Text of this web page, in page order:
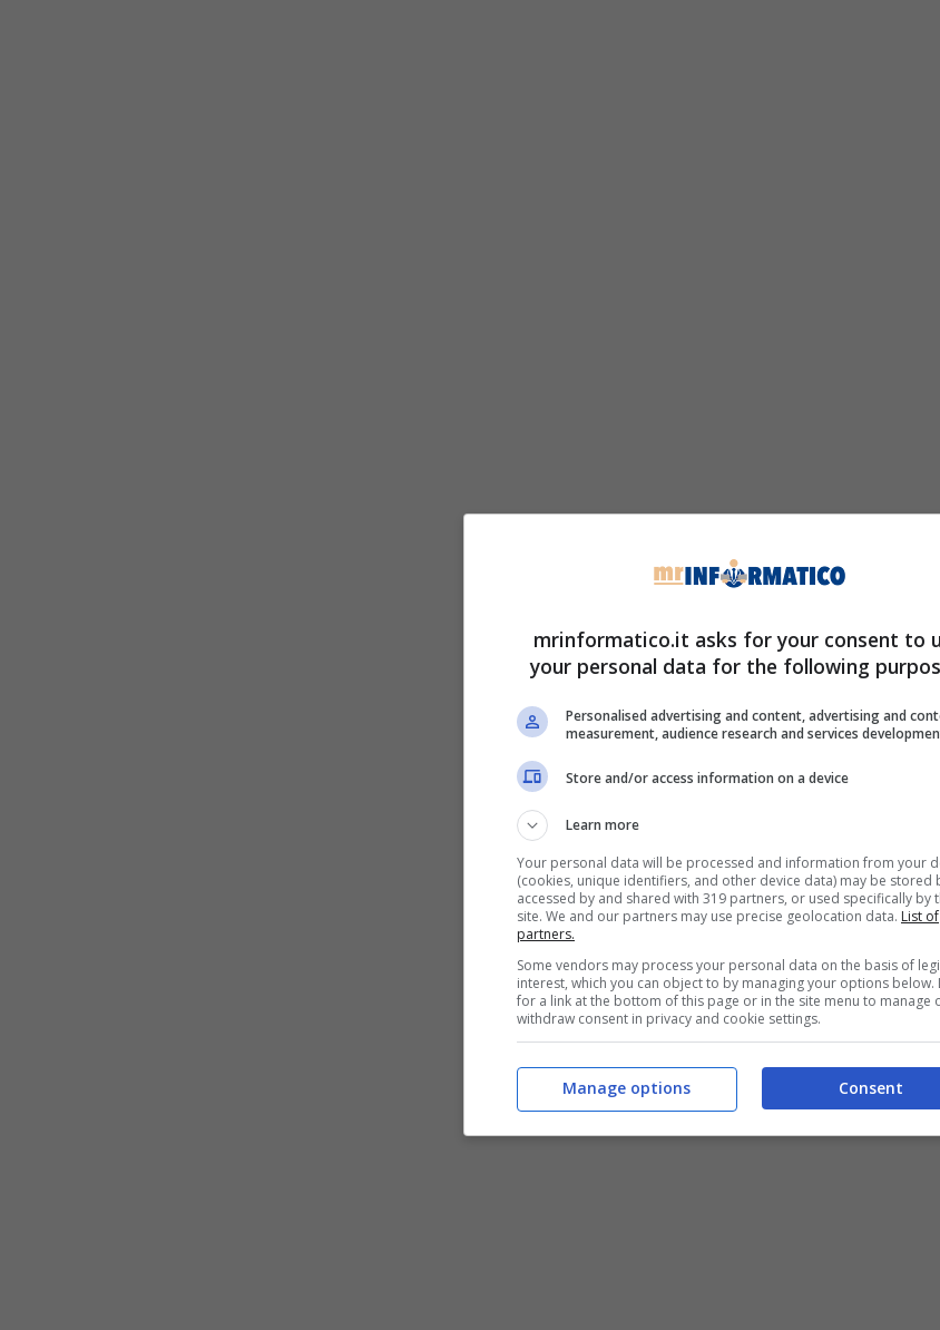
mrinformatico.it asks for your consent to
your personal data for the following
Personalised advertising and content, advertising and
measurement, audience research and services
Store and/or access information on a device
Learn more
Your personal data will be processed and information from your
(cookies, unique identifiers, and other device data) may be stored
accessed by and shared with 319 partners, or used specifically by
site. We and our partners may use precise geolocation data. List of
partners.
Some vendors may process your personal data on the basis of
interest, which you can object to by managing your options below.
for a link at the bottom of this page or in the site menu to manage
withdraw consent in privacy and cookie settings.
Consent
Manage options